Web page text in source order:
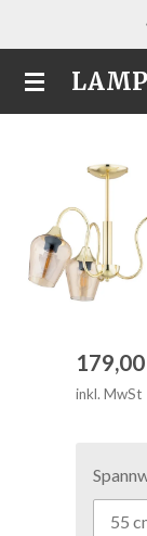
Hauptinhalt
springen
inkl. MwSt